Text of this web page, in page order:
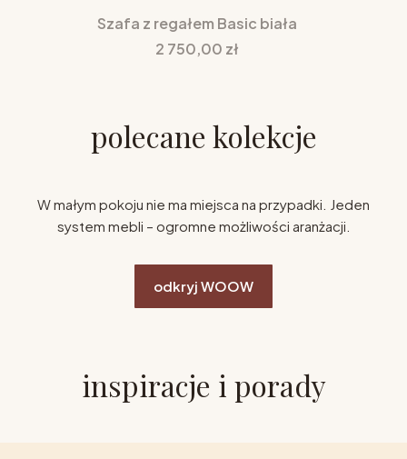
Szafa z regałem Basic biała
Cena
2 750,00 zł
polecane kolekcje
W małym pokoju nie ma miejsca na przypadki. Jeden
system mebli – ogromne możliwości aranżacji.
odkryj WOOW
inspiracje i porady